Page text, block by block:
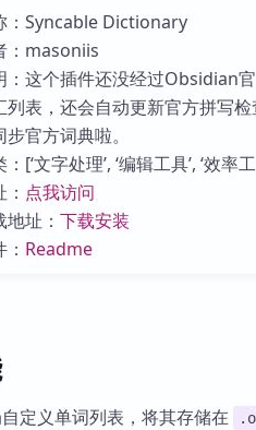
：Syncable Dictionary
：masoniis
：这个插件还没经过Obsidian
列表，还会自动更新官方拼写
官方词典啦。
[‘文字处理’, ‘编辑工具’, ‘效率
点我访问
址： 下载安装
Readme
定义单词列表，将其存储在